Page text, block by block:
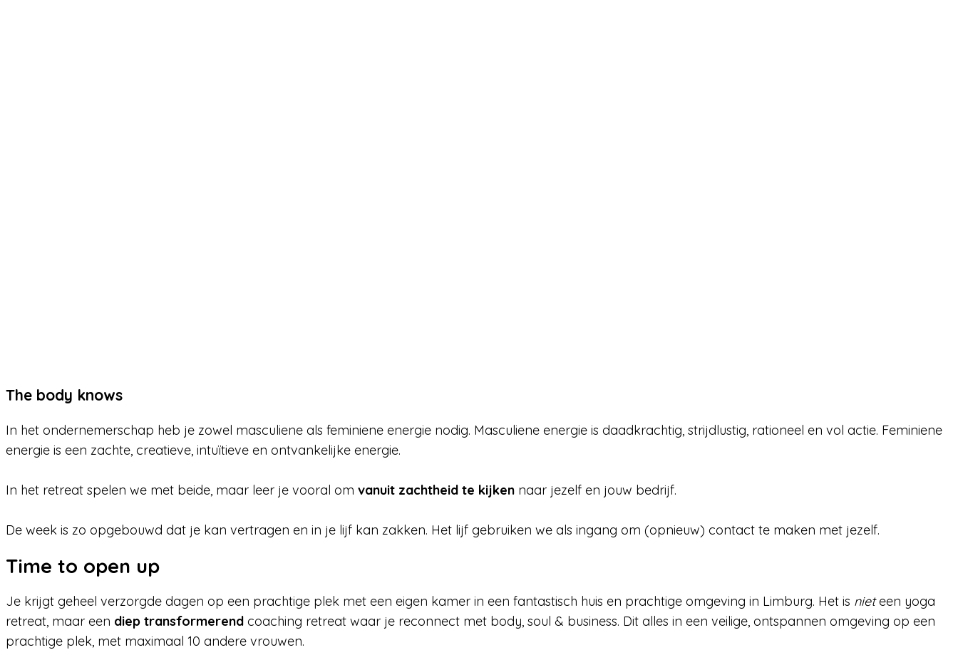
The body knows
In het ondernemerschap heb je zowel masculiene als feminiene energie nodig. Masculiene energie is daadkrachtig, strijdlustig, rationeel en vol actie. Feminiene
energie is een zachte, creatieve, intuïtieve en ontvankelijke energie.
In het retreat spelen we met beide, maar leer je vooral om vanuit zachtheid te kijken naar jezelf en jouw bedrijf.
De week is zo opgebouwd dat je kan vertragen en in je lijf kan zakken. Het lijf gebruiken we als ingang om (opnieuw) contact te maken met jezelf.
Time to open up
Je krijgt geheel verzorgde dagen op een prachtige plek met een eigen kamer in een fantastisch huis en prachtige omgeving in Limburg. Het is nieteen yoga
retreat, maar een diep transformerend coaching retreat waar je reconnect met body, soul & business. Dit alles in een veilige, ontspannen omgeving op een
prachtige plek, met maximaal 10 andere vrouwen.